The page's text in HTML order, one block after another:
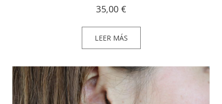
35,00 €
LEER MÁS